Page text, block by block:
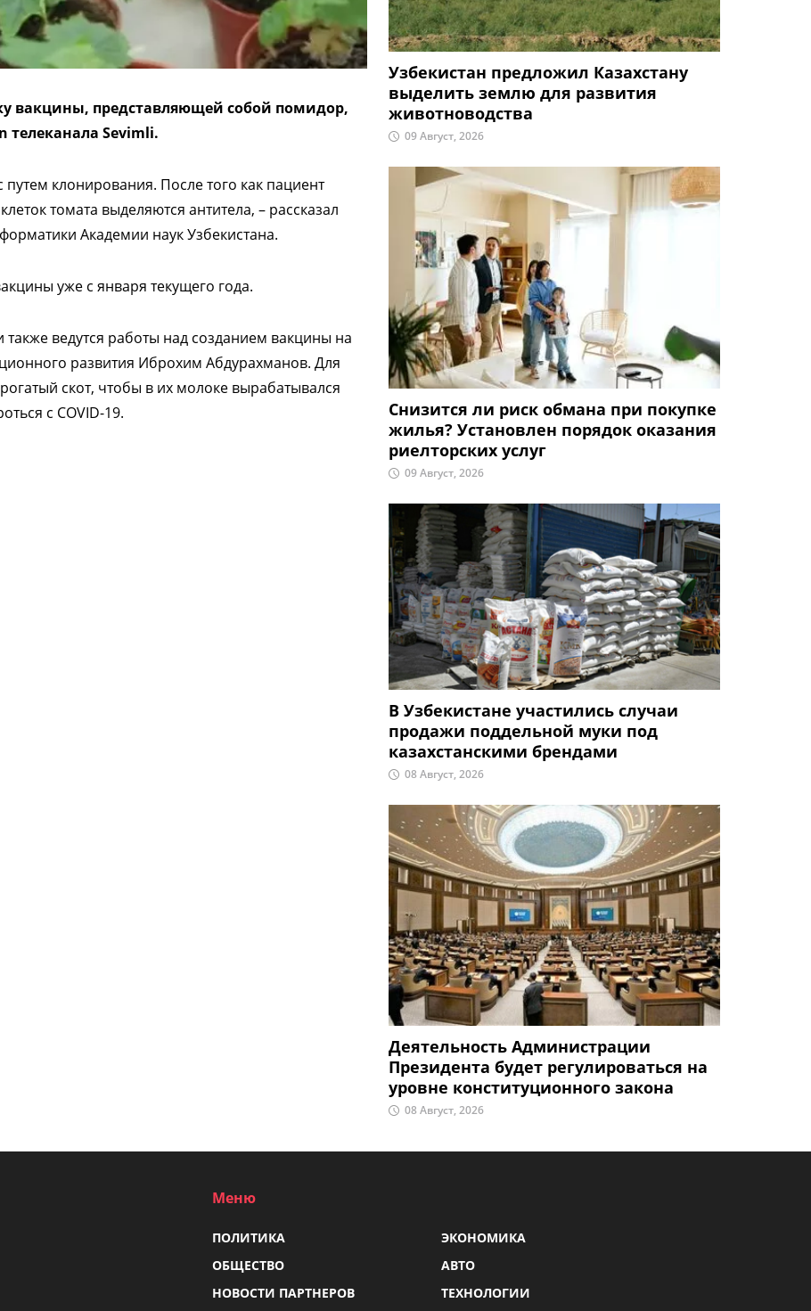
вакцины, представляющей собой помидор,
телеканала Sevimli.
клонирования. После того как пациент
томата выделяются антитела, – рассказал
Академии наук Узбекистана.
уже с января текущего года.
ведутся работы над созданием вакцины на
развития Иброхим Абдурахманов. Для
скот, чтобы в их молоке вырабатывался
с COVID-19.
Узбекистан предложил Казахстану
выделить землю для развития
животноводства
09 Август, 2026
Снизится ли риск обмана при покупке
жилья? Установлен порядок оказания
риелторских услуг
09 Август, 2026
В Узбекистане участились случаи
продажи поддельной муки под
казахстанскими брендами
08 Август, 2026
Деятельность Администрации
Президента будет регулироваться на
уровне конституционного закона
08 Август, 2026
Меню
ПОЛИТИКА
ЭКОНОМИКА
ОБЩЕСТВО
АВТО
НОВОСТИ ПАРТНЕРОВ
ТЕХНОЛОГИИ